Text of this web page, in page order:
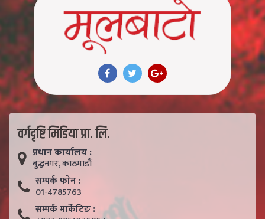
वर्गदृष्टि मिडिया प्रा. लि.
प्रधान कार्यालय :
बुद्धनगर, काठमाडाैं
सम्पर्क फाेन :
01-4785763
सम्पर्क मार्केटिङ :